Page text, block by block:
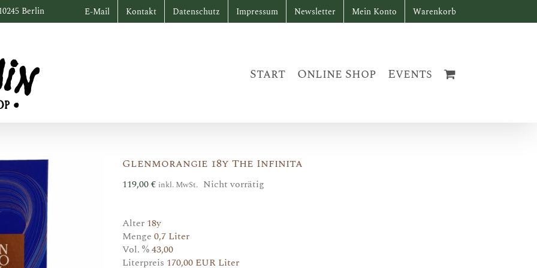
Berlin E-Mail Kontakt Datenschutz Impressum Newsletter Mein Konto Warenkorb
Start Online Shop Events
Glenmorangie 18y The Infinita
119,00€ inkl. MwSt. Nicht vorrätig
Alter 18y
Menge 0,7 Liter
Vol. %43,00
Literpreis 170,00 EUR Liter